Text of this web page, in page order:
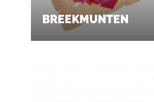
BREEKMUNTEN